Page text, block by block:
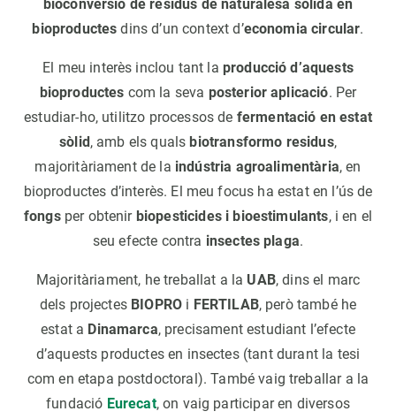
bioconversió de residus de naturalesa sòlida en
bioproductes dins d’un context d’economia circular.
El meu interès inclou tant la producció d’aquests
bioproductes com la seva posterior aplicació. Per
estudiar-ho, utilitzo processos de fermentació en estat
sòlid, amb els qualsbiotransformo residus,
majoritàriament de la indústria agroalimentària, en
bioproductes d’interès. El meu focus ha estat en l’ús de
fongsper obtenir biopesticides i bioestimulants, i en el
seu efecte contra insectes plaga.
Majoritàriament, he treballat a la UAB, dins el marc
dels projectes BIOPRO i FERTILAB, però també he
estat a Dinamarca, precisament estudiant l’efecte
d’aquests productes en insectes (tant durant la tesi
com en etapa postdoctoral). També vaig treballar a la
fundació Eurecat, on vaig participar en diversos